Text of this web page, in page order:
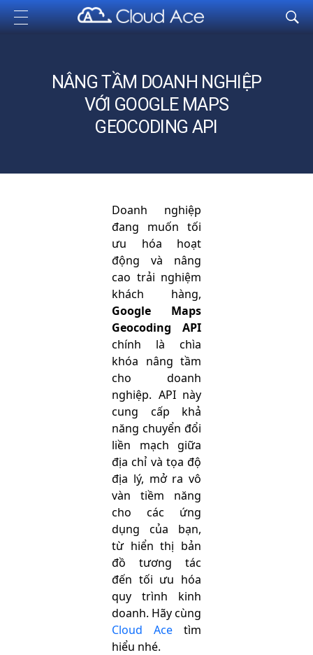
Cloud Ace
Nhà cung cấp giải pháp trên GCP cho doanh nghiệp
NÂNG TẦM DOANH NGHIỆP
VỚI GOOGLE MAPS
GEOCODING API
Doanh nghiệp
đang muốn tối
ưu hóa hoạt
động và nâng
cao trải nghiệm
khách hàng,
Google Maps
Geocoding API
chính là chìa
khóa nâng tầm
cho doanh
nghiệp. API này
cung cấp khả
năng chuyển đổi
liền mạch giữa
địa chỉ và tọa độ
địa lý, mở ra vô
vàn tiềm năng
cho các ứng
dụng của bạn,
từ hiển thị bản
đồ tương tác
đến tối ưu hóa
quy trình kinh
doanh. Hãy cùng
Cloud Ace tìm
hiểu nhé.